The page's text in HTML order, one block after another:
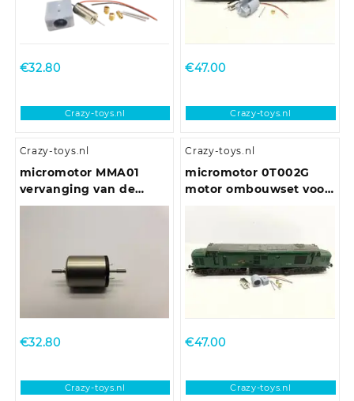
€32.80
Crazy-toys.nl
€47.00
Crazy-toys.nl
Crazy-toys.nl
micromotor MMA01
vervanging van de
ronde Mashima 1620
€32.80
Crazy-toys.nl
Crazy-toys.nl
micromotor 0T002G
motor ombouwset voor
€47.00
Crazy-toys.nl